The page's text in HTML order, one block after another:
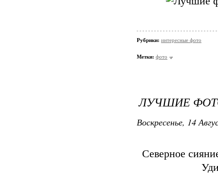
Рубрики: интересные фото
Метки: фото
ЛУЧШИЕ
Воскресенье, 14
Северное